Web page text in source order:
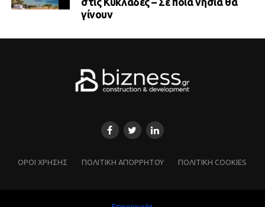
γίνουν
ΌΡΟΙ ΧΡΗΣΗΣ ΠΟΛΙΤΙΚΗ ΑΠΟΡΡΗΤΟΥ ΠΟΛΙΤΙΚΗ COOKIES